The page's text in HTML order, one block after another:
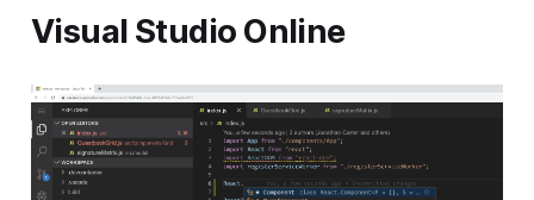
Visual Studio Online